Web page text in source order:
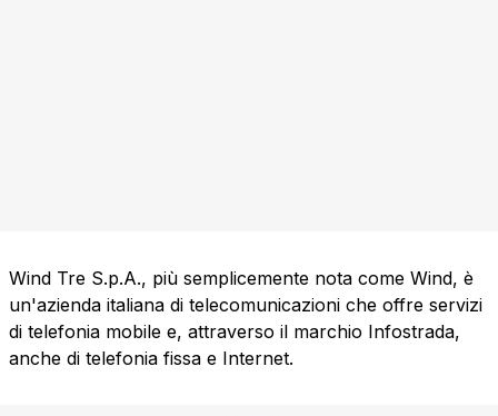
Wind Tre S.p.A., più semplicemente nota come Wind, è
un'azienda italiana di telecomunicazioni che offre servizi
di telefonia mobile e, attraverso il marchio Infostrada,
anche di telefonia fissa e Internet.